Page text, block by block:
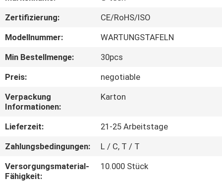
UNS
WERKSBESICHTIGUNG
QUALITÄTSKONTROLLE
KONTAKT
MIT
UNS
NEUIGKEITEN
Zertifizierung:
CE/RoHS/ISO
Modellnummer:
WARTUNGSTAFELN
Min Bestellmenge:
30pcs
Preis:
negotiable
Verpackung
Informationen:
Karton
Lieferzeit:
21-25 Arbeitstage
Zahlungsbedingungen:
L / C, T / T
Versorgungsmaterial-
Fähigkeit:
10.000 Stück